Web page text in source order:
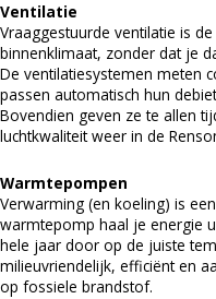
Ventilatie
Vraaggestuurde ventilatie is
binnenklimaat, zonder dat je
De ventilatiesystemen meten
passen automatisch hun
Bovendien geven ze te allen
luchtkwaliteit weer in de
Warmtepompen
Verwarming (en koeling) is
warmtepomp haal je energie
hele jaar door op de juiste
milieuvriendelijk, efficiënt en
op fossiele brandstof.